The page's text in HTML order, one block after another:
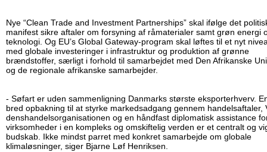
Nye “Clean Trade and Investment Partnerships” skal ifølge det
manifest sikre aftaler om forsyning af råmaterialer samt grøn energi
teknologi. Og EU’s Global Gateway-program skal løftes til et nyt
med globale investeringer i infrastruktur og produktion af grønne
brændstoffer, særligt i forhold til samarbejdet med Den Afrikanske
og de regionale afrikanske samarbejder.
- Søfart er uden sammenligning Danmarks største eksporterhverv.
bred opbakning til at styrke markedsadgang gennem handelsaftaler,
dens­han­delsor­ga­ni­sa­tio­nen og en håndfast diplomatisk assistance
virksomheder i en kompleks og omskiftelig verden er et centralt og
budskab. Ikke mindst parret med konkret samarbejde om globale
klimaløsninger, siger Bjarne Løf Henriksen.